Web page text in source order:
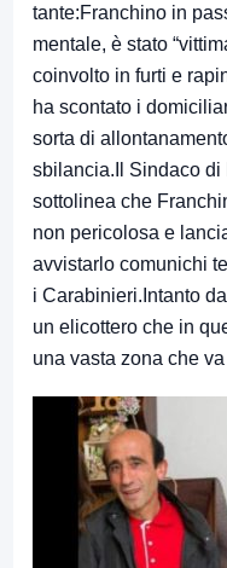
tante:Franchino in
mentale, è stato
coinvolto in furti e
ha scontato i
sorta di
sbilancia.Il Sindaco
sottolinea che
non pericolosa e
avvistarlo comunichi
i Carabinieri.Intanto
un elicottero che in
una vasta zona che